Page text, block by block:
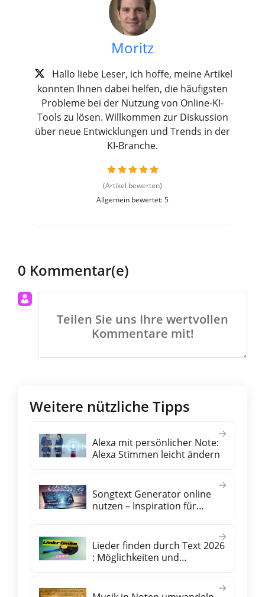
Moritz
Hallo liebe Leser, ich hoffe, meine Artikel
konnten Ihnen dabei helfen, die häufigsten
Probleme bei der Nutzung von Online-KI-
Tools zu lösen. Willkommen zur Diskussion
über neue Entwicklungen und Trends in der
KI-Branche.
(Artikel bewerten)
Allgemein bewertet: 5
0 Kommentar(e)
Teilen Sie uns Ihre wertvollen
Kommentare mit!
Weitere nützliche Tipps
Alexa mit persönlicher Note:
Alexa Stimmen leicht ändern
Songtext Generator online
nutzen – Inspiration für
Lieder finden durch Text 2026
: Möglichkeiten und